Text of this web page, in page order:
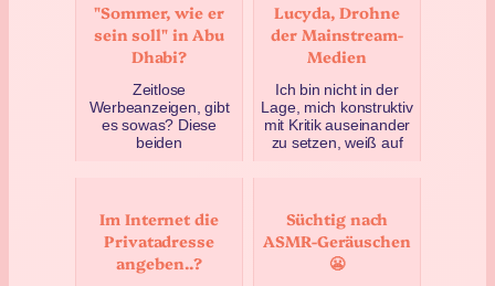
Süchtig nach
ASMR-Geräuschen
😬
"Sommer, wie er
sein soll" in Abu
Dhabi?
Zeitlose
Werbeanzeigen, gibt
es sowas? Diese
beiden
ins Auge. Auf na…
Juli 9, 2022
Lucyda, Drohne
der Mainstream-
Medien
Ich bin nicht in der
Lage, mich konstruktiv
mit Kritik auseinander
zu setzen, weiß auf
Im Internet die
Privatadresse
angeben..?